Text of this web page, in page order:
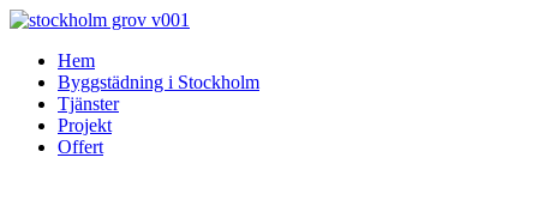
Skip
contentHem
Byggstädning i Stockholm
Tjänster
Projekt
Offert